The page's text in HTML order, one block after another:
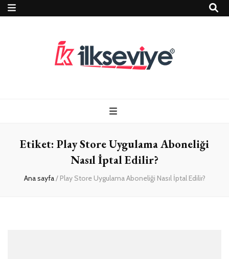
ve Travel – Tur
Rehberi
Etiket: Play Store Uygulama Aboneliği
Nasıl İptal Edilir?
Ana sayfa/ Play Store Uygulama Aboneliği Nasıl İptal Edilir?